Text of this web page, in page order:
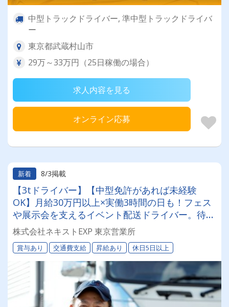
中型トラックドライバー, 準中型トラックドライバ
ー
東京都武蔵村山市
29万～33万円（25日稼働の場合）
求人内容を見る
オンライン応募
新着 8/3掲載
【3tドライバー】【中型免許があれば未経験
OK】月給30万円以上×実働3時間の日も！フェス
や展示会を支えるイベント配送ドライバー。待機
メインで手積みなし、人間関係のストレスもゼ
ロ。あなたらしく効率よく稼げるレアな環境で
す！
株式会社ネキストEXP 東京営業所
賞与あり 交通費支給 昇給あり 休日5日以上